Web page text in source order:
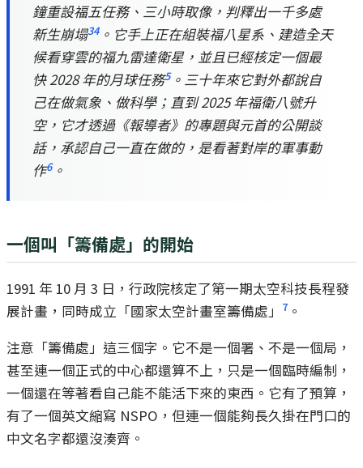
鐘重設福五任務、三小時取像，判釋出一千多處
新生崩塌34。它手上正在組裝福八星系、建造全天
候看穿雲的福九雷達衛星，並且已經核定一個最
快 2028 年的月球任務5。三十年來它對外都說自
己在做氣象、做科學；直到 2025 年福衛八號升
空，它才透過《報導者》的專題與元首的公開談
話，承認自己一直在做的，是看著對岸的軍事動
作6。
一個叫「籌備處」的開始
1991 年 10 月 3 日，行政院核定了第一期太空科技長程發
展計畫，同時成立「國家太空計畫室籌備處」
7 。
注意「籌備處」這三個字。它不是一個署、不是一個局，
甚至連一個正式的中心都還算不上，只是一個臨時編制，
一個還在等著看自己能不能活下來的東西。它有了預算，
有了一個英文縮寫 NSPO，但連一個能夠長久掛在門口的
中文名字都還沒湊齊。